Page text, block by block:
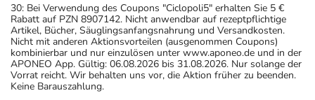
30: Bei Verwendung des Coupons "Ciclopoli5" erhalten Sie 5 €
Rabatt auf PZN 8907142. Nicht anwendbar auf rezeptpflichtige
Artikel, Bücher, Säuglingsanfangsnahrung und Versandkosten.
Nicht mit anderen Aktionsvorteilen (ausgenommen Coupons)
kombinierbar und nur einzulösen unter www.aponeo.de und in der
APONEO App. Gültig: 06.08.2026 bis 31.08.2026. Nur solange der
Vorrat reicht. Wir behalten uns vor, die Aktion früher zu beenden.
Keine Barauszahlung.